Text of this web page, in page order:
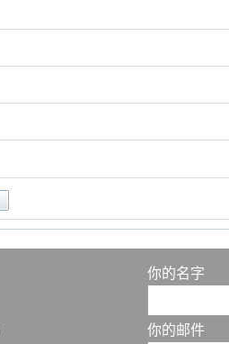
你的名字
你的邮件